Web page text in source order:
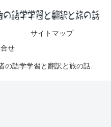
サイトマップ
せ
語学学習と翻訳と旅の話.